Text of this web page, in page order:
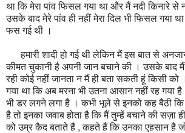
था कि मेरा पांव फिसल गया था और मैं नदी किनारे से
उसके बाद मेरे पांव ही नहीं मेरा दिल भी फिसल गया
फस गई थी ।
हमारी शादी हो गई थी लेकिन मैं इस बात से
कीमत चुकानी है अपनी जान बचाने की । उसके
रही कोई नहीं जानता न मैं ही बता सकती हूं किसी
गया था कि अब मरना भी उतना आसान नहीं रह गया
भी डर लगने लगा है । कभी भूले से इनको कह बैठी कि
है तो इनका जवाब होता है कि मैं तुम्हें बचाने की सज़ा
को उम्र कैद बताते हैं , कहते हैं कि उनका एहसान है